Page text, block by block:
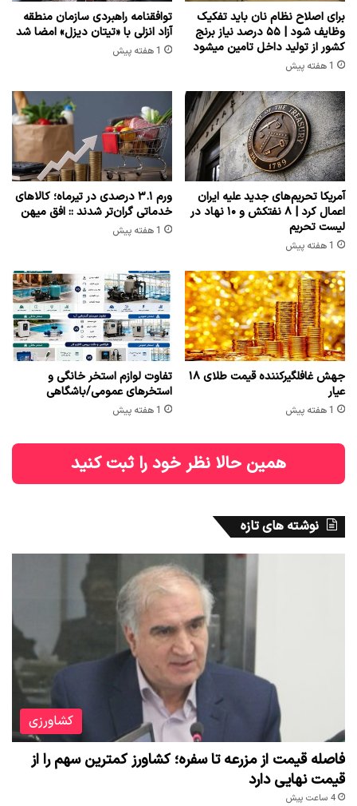
برای اصلاح نظام نان باید تفکیک
وظایف شود | ۵۵ درصد نیاز برنج
کشور از تولید داخل تامین میشود
1 هفته پیش
توافقنامه راهبردی سازمان منطقه
آزاد انزلی با «تیتان دیزل» امضا شد
1 هفته پیش
آمریکا تحریم‌های جدید علیه ایران
اعمال کرد | ۸ نفتکش و ۱۰ نهاد در
لیست تحریم
1 هفته پیش
ورم ۳.۱ درصدی در تیرماه؛ کالاهای
خدماتی گران‌تر شدند :: افق میهن
1 هفته پیش
جهش غافلگیرکننده قیمت طلای ۱۸
عیار
1 هفته پیش
تفاوت لوازم استخر خانگی و
استخرهای عمومی/باشگاهی
1 هفته پیش
همین حالا نظر خود را ثبت کنید
نوشته های تازه
کشاورزی
فاصله قیمت از مزرعه تا سفره؛ کشاورز کمترین سهم را از
قیمت نهایی دارد
4 ساعت پیش